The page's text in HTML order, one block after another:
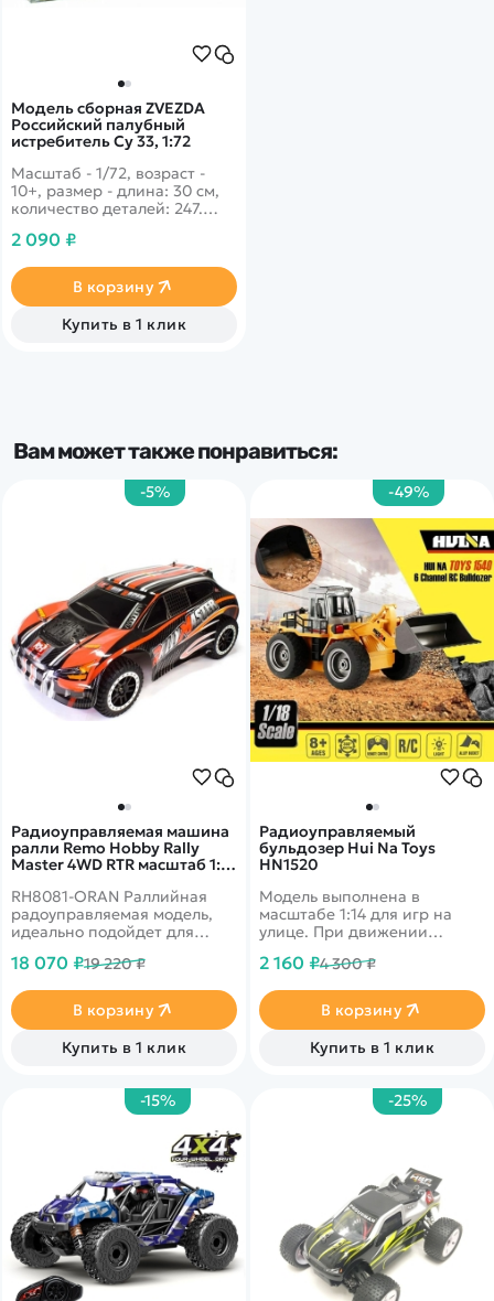
Модель сборная ZVEZDA
Российский палубный
истребитель Су 33, 1:72
Масштаб - 1/72, возраст -
10+, размер - длина: 30 см,
количество деталей: 247.
нового поколения, который
ударами, невероятными
скоростями и безупречной
маневренностью. Одной из
главных особенностей
2 090 ₽
В корзину
Купить в 1 клик
Вам может также понравиться:
-49%
Радиоуправляемый
бульдозер Hui Na Toys
HN1520
Модель выполнена в
масштабе 1:14 для игр на
улице. При движении
эффекты мотора и работы
назад включается сигнал
заднего хода.
2 160 ₽4 300 ₽
В корзину
Купить в 1 клик
-5%
Радиоуправляемая машина
ралли Remo Hobby Rally
Master 4WD RTR масштаб 1:8
RH8081-ORAN Раллийная
радоуправляемая модель,
идеально подойдет для
профессионалов.&nbsp;
сдвоенные тяги с
интегрированным
сервосейвером. Мотор
влагозащищен&nbsp;
18 070 ₽19 220 ₽
В корзину
Купить в 1 клик
-15% -25%